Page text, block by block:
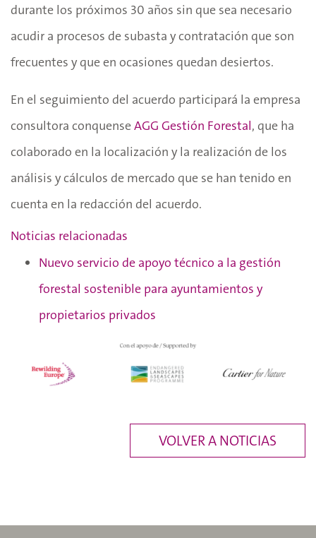
durante los próximos 30 años sin que sea necesario
acudir a procesos de subasta y contratación que son
frecuentes y que en ocasiones quedan desiertos.
En el seguimiento del acuerdo participará la empresa
consultora conquenseAGG Gestión Forestal, que ha
colaborado en la localización y la realización de los
análisis y cálculos de mercado que se han tenido en
cuenta en la redacción del acuerdo.
Noticias relacionadas
Nuevo servicio de apoyo técnico a la gestión
forestal sostenible para ayuntamientos y
propietarios privados
VOLVER A NOTICIAS